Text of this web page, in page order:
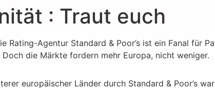
: Traut euch
Rating-Agentur Standard & Poor’s ist ein Fanal für
die Märkte fordern mehr Europa, nicht weniger.
europäischer Länder durch Standard & Poor’s